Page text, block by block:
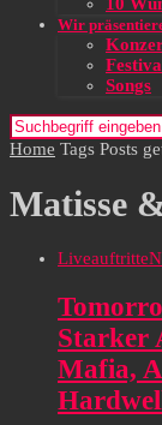
Wir
Songs
Home Tags Posts
Matisse
Liveauftritte
Starker
Mafia,